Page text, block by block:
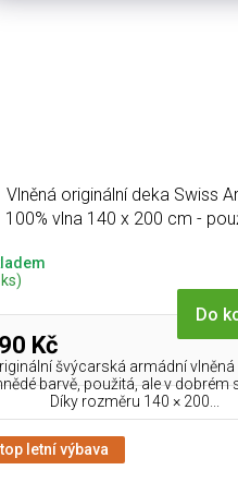
Vlněná originální deka Swiss
100% vlna 140 x 200 cm -
Kč
Do
švýcarská armádní vlněná
barvě, použitá, ale v dobrém
Díky rozměru 140 × 200...
top letní výbava